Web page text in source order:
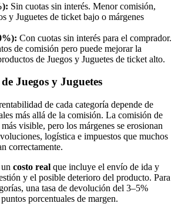
Sin cuotas sin interés. Menor comisión,
y Juguetes de ticket bajo o márgenes
Con cuotas sin interés para el comprador.
de comisión pero puede mejorar la
de Juegos y Juguetes de ticket alto.
Juegos y Juguetes
de cada categoría depende de
más allá de la comisión. La comisión de
visible, pero los márgenes se erosionan
logística e impuestos que muchos
correctamente.
costo real que incluye el envío de ida y
y el posible deterioro del producto. Para
una tasa de devolución del 3–5%
porcentuales de margen.